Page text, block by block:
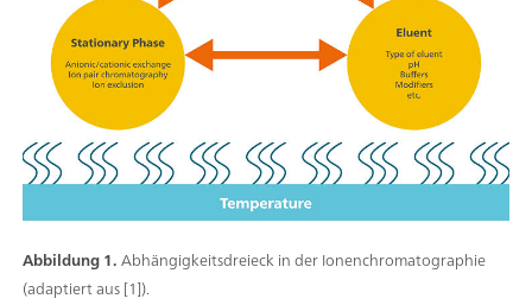
Abbildung 1.Abhängigkeitsdreieck in der Ionenchromatographie
(adaptiert aus [1]).